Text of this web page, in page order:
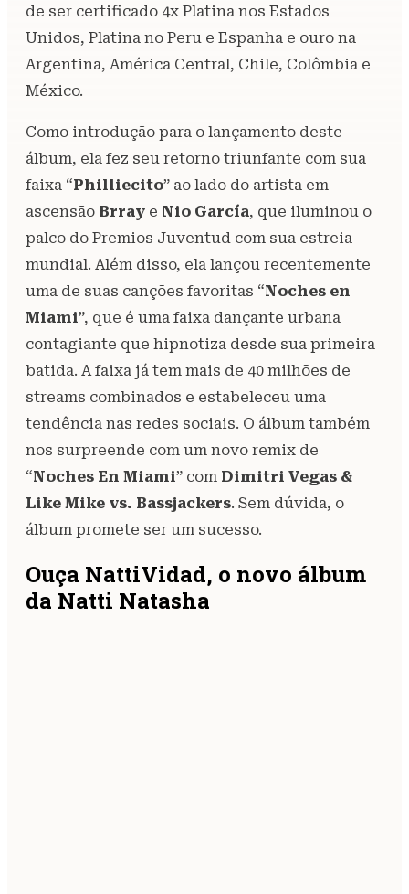
de ser certificado 4x Platina nos Estados
Unidos, Platina no Peru e Espanha e ouro na
Argentina, América Central, Chile, Colômbia e
México.
Como introdução para o lançamento deste
álbum, ela fez seu retorno triunfante com sua
faixa “Philliecito” ao lado do artista em
ascensão Brray e Nio García, que iluminou o
palco do Premios Juventud com sua estreia
mundial. Além disso, ela lançou recentemente
uma de suas canções favoritas “Noches en
Miami”, que é uma faixa dançante urbana
contagiante que hipnotiza desde sua primeira
batida. A faixa já tem mais de 40 milhões de
streams combinados e estabeleceu uma
tendência nas redes sociais. O álbum também
nos surpreende com um novo remix de
“Noches En Miami” com Dimitri Vegas &
Like Mike vs. Bassjackers. Sem dúvida, o
álbum promete ser um sucesso.
Ouça NattiVidad, o novo álbum
da Natti Natasha